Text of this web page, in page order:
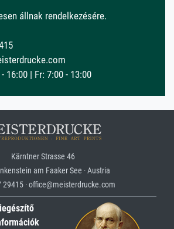
állnak rendelkezésére.
16:00 | Fr: 7:00 - 13:00
Kärntner Strasse 46
am Faaker See · Austria
29415 · office@meisterdrucke.com